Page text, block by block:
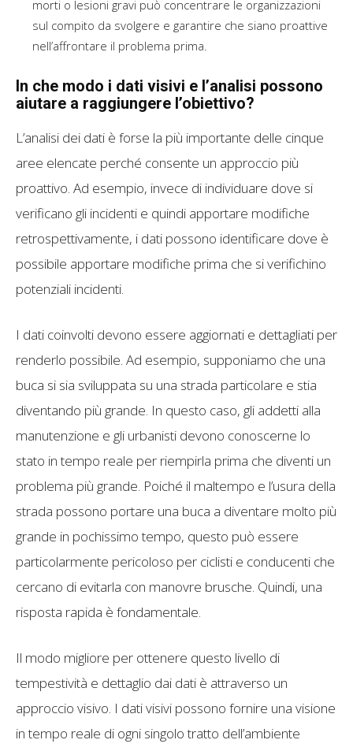
morti o lesioni gravi può concentrare le organizzazioni
sul compito da svolgere e garantire che siano proattive
nell’affrontare il problema prima.
In che modo i dati visivi e l’analisi possono
aiutare a raggiungere l’obiettivo?
L’analisi dei dati è forse la più importante delle cinque
aree elencate perché consente un approccio più
proattivo. Ad esempio, invece di individuare dove si
verificano gli incidenti e quindi apportare modifiche
retrospettivamente, i dati possono identificare dove è
possibile apportare modifiche prima che si verifichino
potenziali incidenti.
I dati coinvolti devono essere aggiornati e dettagliati per
renderlo possibile. Ad esempio, supponiamo che una
buca si sia sviluppata su una strada particolare e stia
diventando più grande. In questo caso, gli addetti alla
manutenzione e gli urbanisti devono conoscerne lo
stato in tempo reale per riempirla prima che diventi un
problema più grande. Poiché il maltempo e l’usura della
strada possono portare una buca a diventare molto più
grande in pochissimo tempo, questo può essere
particolarmente pericoloso per ciclisti e conducenti che
cercano di evitarla con manovre brusche. Quindi, una
risposta rapida è fondamentale.
Il modo migliore per ottenere questo livello di
tempestività e dettaglio dai dati è attraverso un
approccio visivo. I dati visivi possono fornire una visione
in tempo reale di ogni singolo tratto dell’ambiente